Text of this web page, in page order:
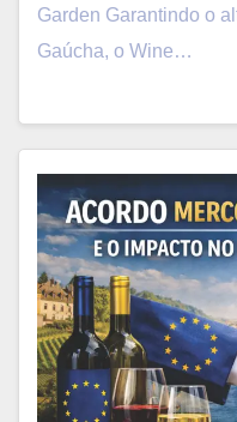
Garden Garantindo o
Gaúcha, o Wine…